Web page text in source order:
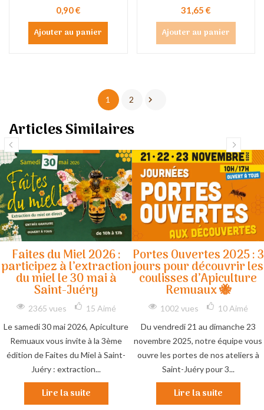
0,90 €
Ajouter au panier
31,65 €
Ajouter au panier
1 2 
Articles Similaires
Faites du Miel 2026 :
participez à l’extraction
du miel le 30 mai à
Saint-Juéry
2365 vues 15 Aimé
Le samedi 30 mai 2026, Apiculture
Remuaux vous invite à la 3ème
édition de Faites du Miel à Saint-
Juéry : extraction...
Lire la suite
Portes Ouvertes 2025 : 3
jours pour découvrir les
coulisses d’Apiculture
Remuaux 🐝
1002 vues 10 Aimé
Du vendredi 21 au dimanche 23
novembre 2025, notre équipe vous
ouvre les portes de nos ateliers à
Saint-Juéry pour 3...
Lire la suite